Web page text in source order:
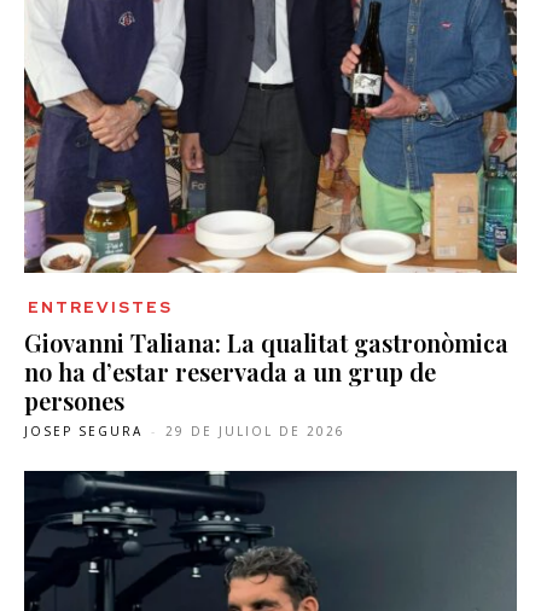
ENTREVISTES
Giovanni Taliana: La qualitat gastronòmica
no ha d’estar reservada a un grup de
persones
JOSEP SEGURA - 29 DE JULIOL DE 2026